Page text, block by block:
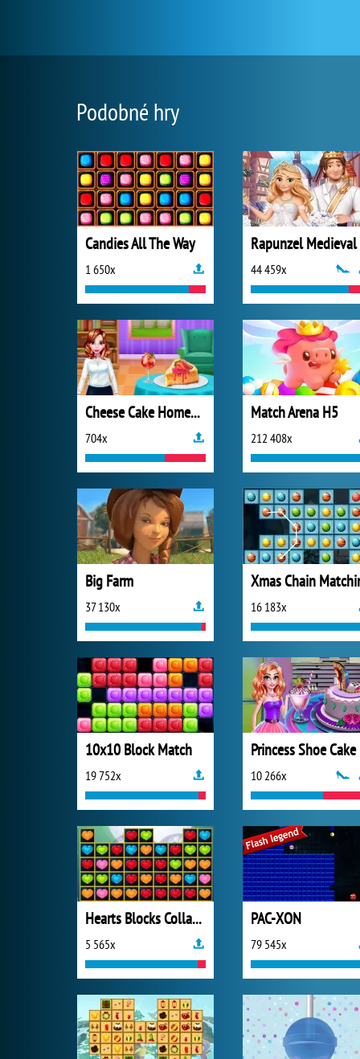
Podobné hry
Candies All The Way
1 650x 44 459x
Cheese Cake Homemade Cooking
704x
Match Arena H5
212 408x
Big Farm
37 130x
Xmas Chain
16 183x
10x10 Block Match
19 752x
Princess Shoe Cake
10 266x
Hearts Blocks Collapse
5 565x
PAC-XON
79 545x